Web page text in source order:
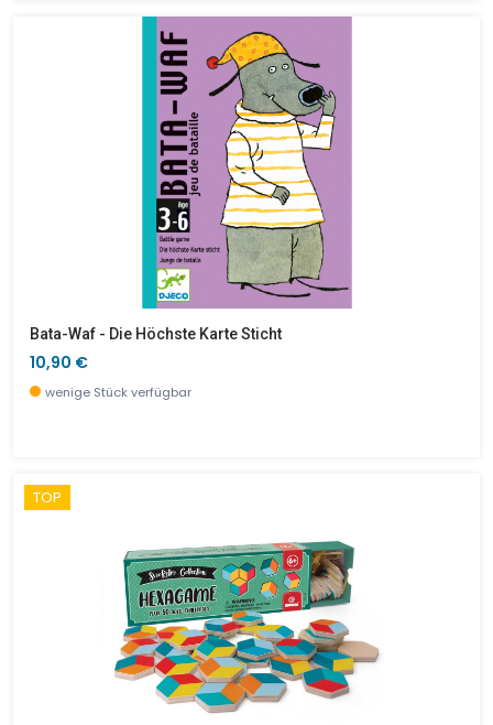
Bata-Waf - Die Höchste Karte Sticht
10,90 €
wenige Stück verfügbar
TOP